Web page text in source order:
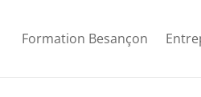
Formation Besançon